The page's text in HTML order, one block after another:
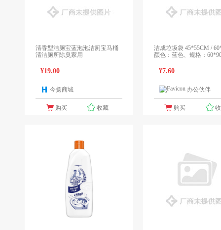
清香型洁厕宝蓝泡泡洁厕宝马桶
清洁厕所除臭家用
¥19.00
今扬商城
购买 收藏
洁成垃圾袋 45*55CM / 60*90CM
颜色：蓝色、规格：
¥7.60
办公伙伴
购买